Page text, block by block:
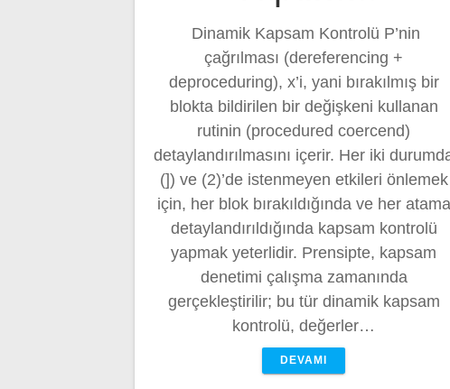
Dinamik Kapsam Kontrolü P’nin
çağrılması (dereferencing +
deproceduring), x’i, yani bırakılmış bir
blokta bildirilen bir değişkeni kullanan
rutinin (procedured coercend)
detaylandırılmasını içerir. Her iki
(]) ve (2)’de istenmeyen etkileri önlemek
için, her blok bırakıldığında ve her atama
detaylandırıldığında kapsam kontrolü
yapmak yeterlidir. Prensipte, kapsam
denetimi çalışma zamanında
gerçekleştirilir; bu tür dinamik kapsam
kontrolü, değerler…
DEVAMI